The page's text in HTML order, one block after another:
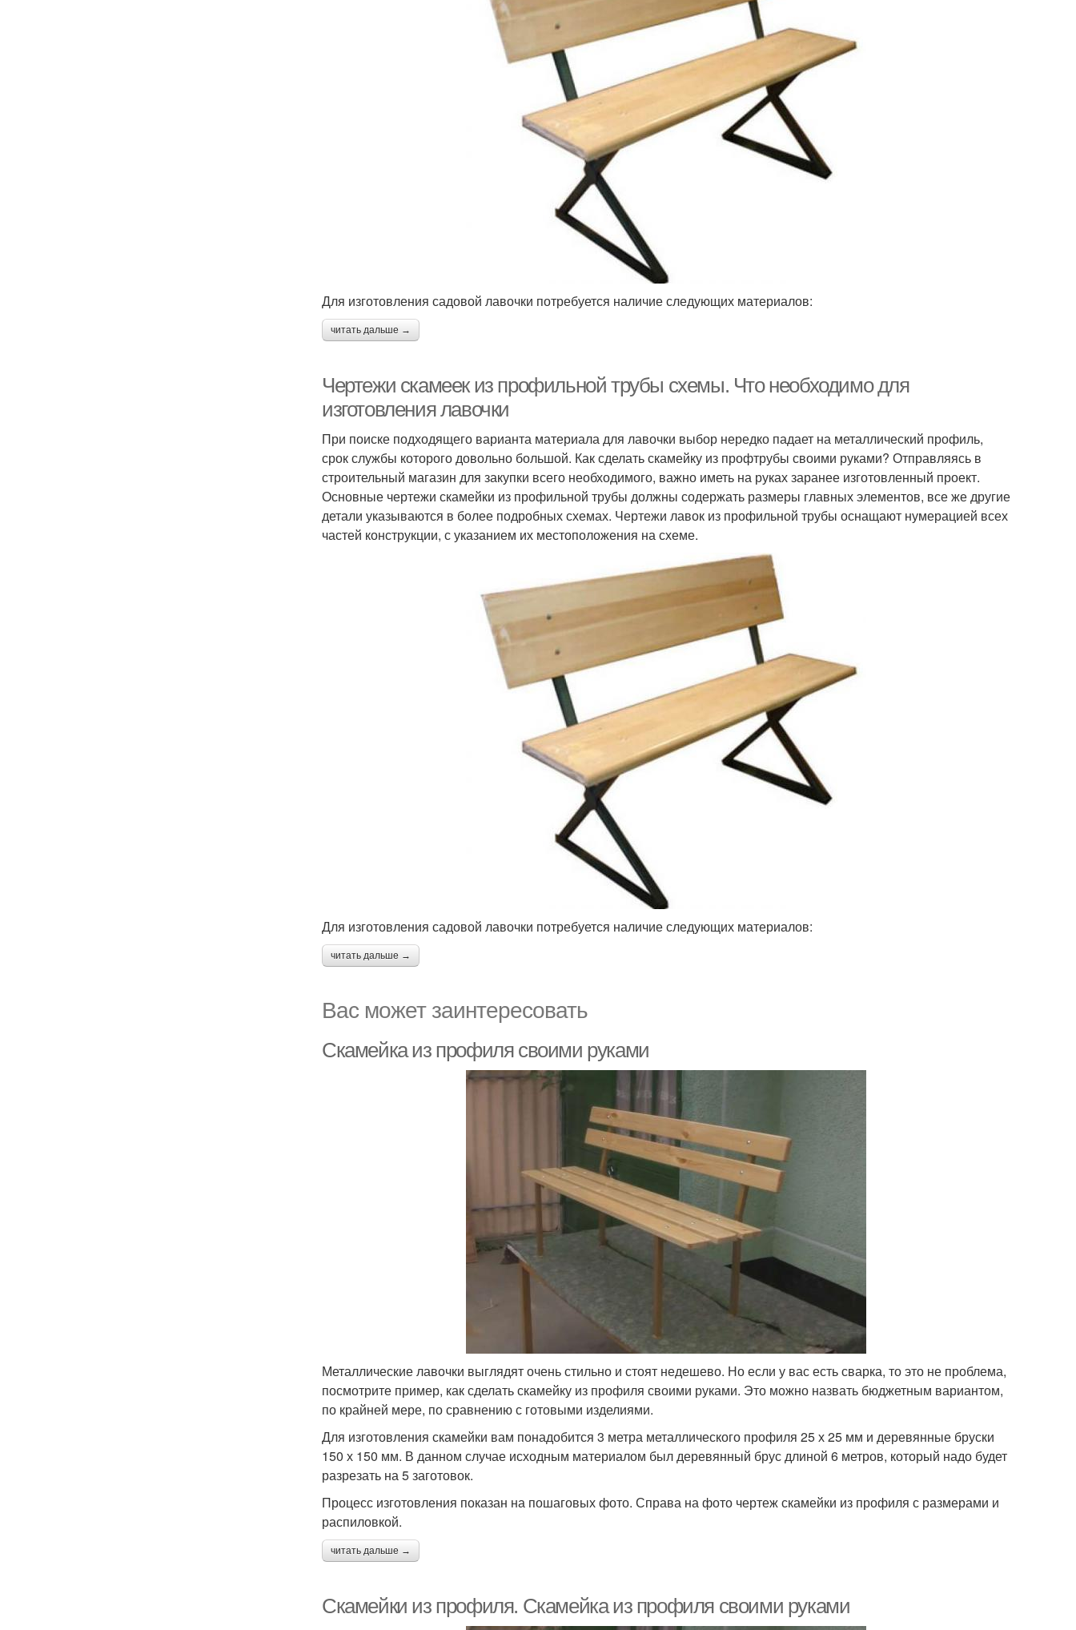
Для изготовления садовой лавочки потребуется наличие следующих материалов:
читать дальше →
Чертежи скамеек из профильной трубы схемы. Что необходимо для
изготовления лавочки
При поиске подходящего варианта материала для лавочки выбор нередко падает на металлический профиль,
срок службы которого довольно большой. Как сделать скамейку из профтрубы своими руками? Отправляясь в
строительный магазин для закупки всего необходимого, важно иметь на руках заранее изготовленный проект.
Основные чертежи скамейки из профильной трубы должны содержать размеры главных элементов, все же другие
детали указываются в более подробных схемах. Чертежи лавок из профильной трубы оснащают нумерацией всех
частей конструкции, с указанием их местоположения на схеме.
Для изготовления садовой лавочки потребуется наличие следующих материалов:
читать дальше →
Вас может заинтересовать
Скамейка из профиля своими руками
Металлические лавочки выглядят очень стильно и стоят недешево. Но если у вас есть сварка, то это не проблема,
посмотрите пример, как сделать скамейку из профиля своими руками. Это можно назвать бюджетным вариантом,
по крайней мере, по сравнению с готовыми изделиями.
Для изготовления скамейки вам понадобится 3 метра металлического профиля 25 х 25 мм и деревянные бруски
150 х 150 мм. В данном случае исходным материалом был деревянный брус длиной 6 метров, который надо будет
разрезать на 5 заготовок.
Процесс изготовления показан на пошаговых фото. Справа на фото чертеж скамейки из профиля с размерами и
распиловкой.
читать дальше →
Скамейки из профиля. Скамейка из профиля своими руками